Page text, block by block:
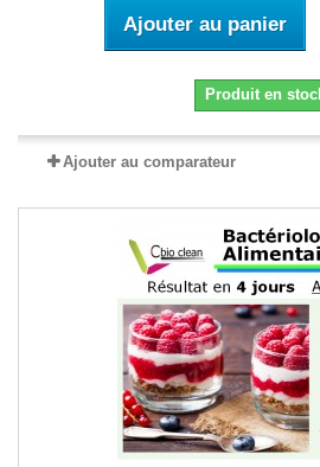
Ajouter au panier
Produit en
Ajouter au comparateur